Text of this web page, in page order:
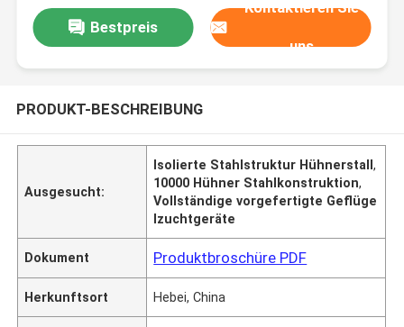
Bestpreis
Kontaktieren Sie
uns
PRODUKT-BESCHREIBUNG
Ausgesucht:
Isolierte Stahlstruktur Hühnerstall,
10000 Hühner Stahlkonstruktion,
Vollständige vorgefertigte Geflüge
lzuchtgeräte
Dokument Produktbroschüre PDF
Herkunftsort Hebei, China